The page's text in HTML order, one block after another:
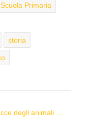
Scuola Primaria
storia